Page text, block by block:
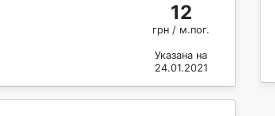
12
грн / м.пог.
Указана на
24.01.2021